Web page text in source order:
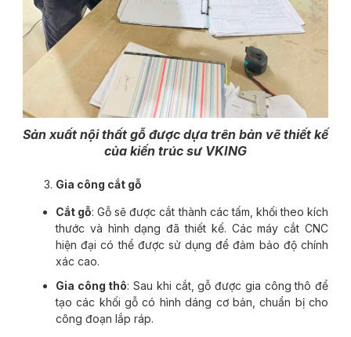
Sản xuất nội thất gỗ được dựa trên bản vẽ thiết kế
của kiến trúc sư VKING
Gia công cắt gỗ
Cắt gỗ: Gỗ sẽ được cắt thành các tấm, khối theo kích
thước và hình dạng đã thiết kế. Các máy cắt CNC
hiện đại có thể được sử dụng để đảm bảo độ chính
xác cao.
Gia công thô: Sau khi cắt, gỗ được gia công thô để
tạo các khối gỗ có hình dáng cơ bản, chuẩn bị cho
công đoạn lắp ráp.